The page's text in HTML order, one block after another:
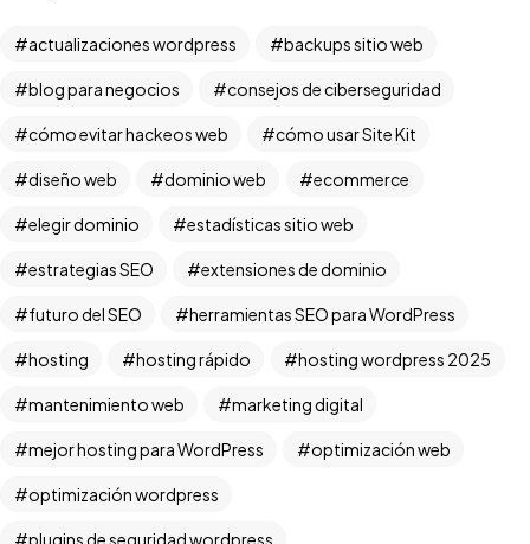
actualizaciones wordpress backups sitio web
blog para negocios consejos de ciberseguridad
cómo evitar hackeos web cómo usar Site Kit
diseño web dominio web ecommerce
elegir dominio estadísticas sitio web
estrategias SEO extensiones de dominio
futuro del SEO herramientas SEO para WordPress
hosting hosting rápido hosting wordpress 2025
mantenimiento web marketing digital
mejor hosting para WordPress optimización web
optimización wordpress
plugins de seguridad wordpress